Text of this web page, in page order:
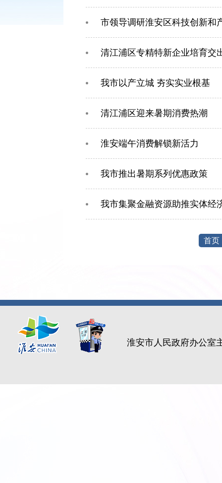
市领导调研淮安区科技创新和
清江浦区专精特新企业培育交
我市以产立城 夯实实业根基
清江浦区迎来暑期消费热潮
淮安端午消费解锁新活力
我市推出暑期系列优惠政策
我市集聚金融资源助推实体经
首页
淮安市人民政府办公